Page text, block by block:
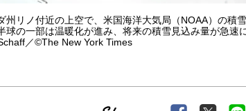
州リノ付近の上空で、米国海洋大気局（NOAA）の積
球の一部は温暖化が進み、将来の積雪見込み量が急速
／©The New York Times